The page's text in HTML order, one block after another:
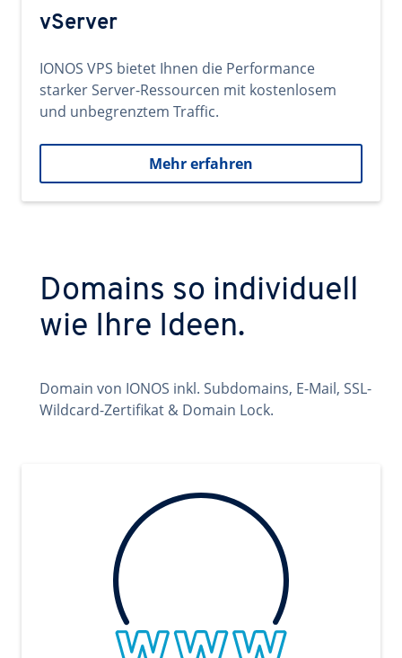
vServer
IONOS VPS bietet Ihnen die Performance
starker Server-Ressourcen mit kostenlosem
und unbegrenztem Traffic.
Mehr erfahren
Domains so individuell
wie Ihre Ideen.
Domain von IONOS inkl. Subdomains, E-Mail, SSL-
Wildcard-Zertifikat & Domain Lock.